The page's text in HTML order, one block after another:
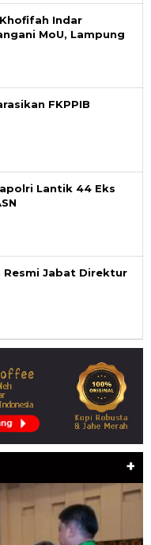
Indar
MoU, Lampung
FKPPIB
Lantik 44 Eks
Jabat Direktur
+